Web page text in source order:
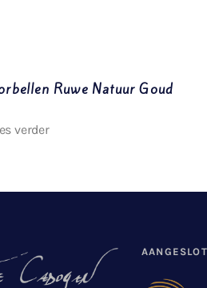
Ruwe Natuur Goud
verder